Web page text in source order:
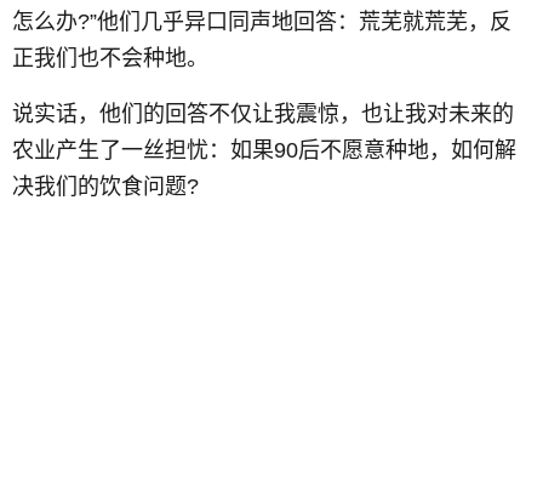
怎么办?”他们几乎异口同声地回答：荒芜就荒芜，反
正我们也不会种地。
说实话，他们的回答不仅让我震惊，也让我对未来的
农业产生了一丝担忧：如果90后不愿意种地，如何解
决我们的饮食问题?